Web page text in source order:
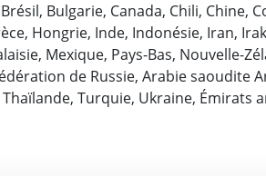
Bulgarie, Canada, Chili, Chine,
Hongrie, Inde, Indonésie, Iran,
Mexique, Pays-Bas, Nouvelle-
de Russie, Arabie saoudite
Turquie, Ukraine, Émirats